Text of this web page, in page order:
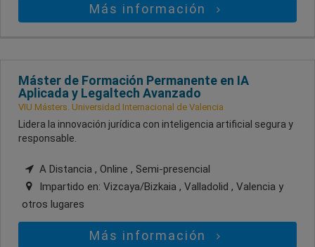
Más información
Máster de Formación Permanente en IA
Aplicada y Legaltech Avanzado
VIU Másters. Universidad Internacional de Valencia
Lidera la innovación jurídica con inteligencia artificial segura y
responsable.
A Distancia , Online , Semi-presencial
Impartido en: Vizcaya/Bizkaia , Valladolid , Valencia y
otros lugares
Más información